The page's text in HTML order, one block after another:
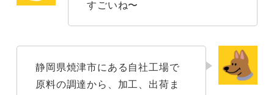
すごいね〜
静岡県焼津市にある自社工場で
原料の調達から、加工、出荷ま